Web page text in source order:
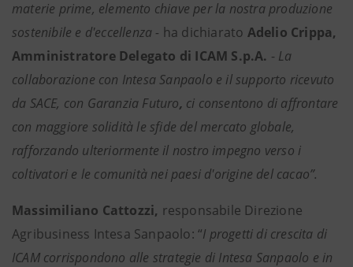
materie prime, elemento chiave per la nostra produzione
sostenibile e d'eccellenza - ha dichiarato Adelio Crippa,
Amministratore Delegato di ICAM S.p.A. - La
collaborazione con Intesa Sanpaolo e il supporto ricevuto
da SACE, con Garanzia Futuro, ci consentono di affrontare
con maggiore solidità le sfide del mercato globale,
rafforzando ulteriormente il nostro impegno verso i
coltivatori e le comunità nei paesi d'origine del cacao”.
Massimiliano Cattozzi, responsabile Direzione
Agribusiness Intesa Sanpaolo: “I progetti di crescita di
ICAM corrispondono alle strategie di Intesa Sanpaolo e in